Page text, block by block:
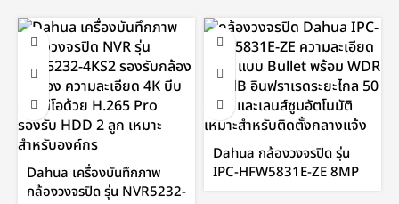
Dahua เครื่องบันทึกภาพ
กล้องวงจรปิด รุ่น NVR5232-
Dahua กล้องวงจรปิด รุ่น
IPC-HFW5831E-ZE 8MP